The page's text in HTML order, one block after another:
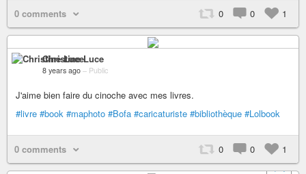
0 comments 0 0 1
Christine Luce
8 years ago – Public
J'aime bien faire du cinoche avec mes livres.
#livre #book #maphoto #Bofa #caricaturiste #bibliothèque #Lolbook
0 comments 0 0
1
+ 4